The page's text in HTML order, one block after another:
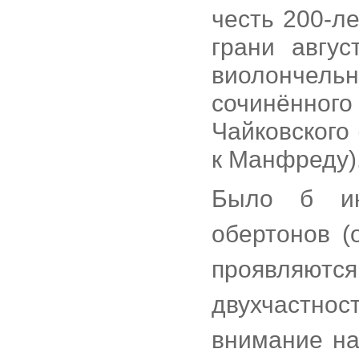
честь 200-
грани
к
Было б
обертонов
внимание